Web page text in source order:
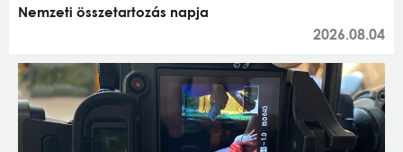
Nemzeti összetartozás napja
2026.08.04